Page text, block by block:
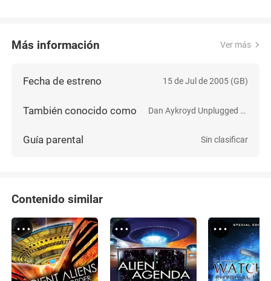
Más información Ver más
Fecha de estreno 15 de Jul de 2005 (GB)
También conocido como Dan Aykroyd Unplugged on UFOs
Guía parental Sin clasificar
Contenido similar